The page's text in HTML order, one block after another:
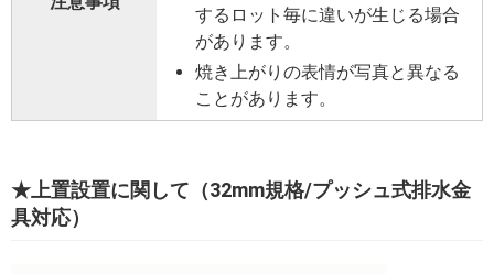
するロット毎に違いが生じる場合
があります。
焼き上がりの表情が写真と異なる
ことがあります。
★上置設置に関して（32mm規格/プッシュ式排水金
具対応）